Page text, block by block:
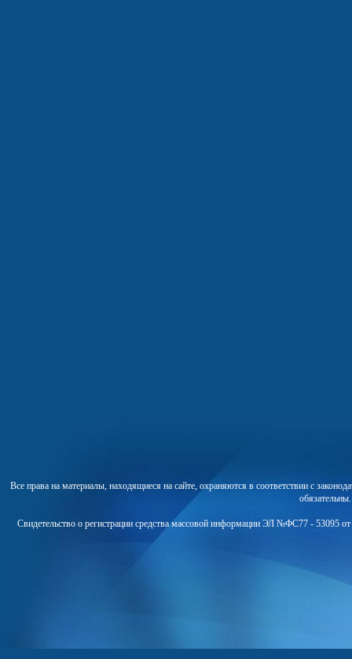
Все права на материалы, находящиеся на сайте, охраняются в соответствии с
Свидетельство о регистрации средства массовой информации ЭЛ №ФС77 - 53095